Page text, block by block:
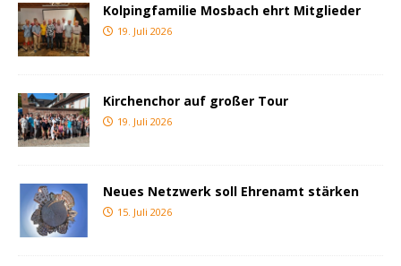
Kolpingfamilie Mosbach ehrt Mitglieder
19. Juli 2026
Kirchenchor auf großer Tour
19. Juli 2026
Neues Netzwerk soll Ehrenamt stärken
15. Juli 2026